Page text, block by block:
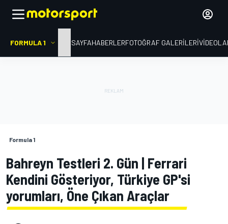
FORMULA 1 ANA SAYFAHABERLERFOTOĞRAF GALERILERI
Formula 1
Bahreyn Testleri 2. Gün | Ferrari
Kendini Gösteriyor, Türkiye GP'si
yorumları, Öne Çıkan Araçlar